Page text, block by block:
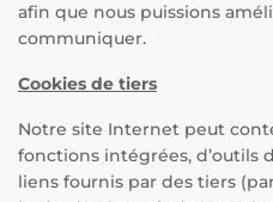
afin que nous puissions
communiquer.
Cookies de tiers
Notre site Internet peut
fonctions intégrées, d’outils
liens fournis par des tiers